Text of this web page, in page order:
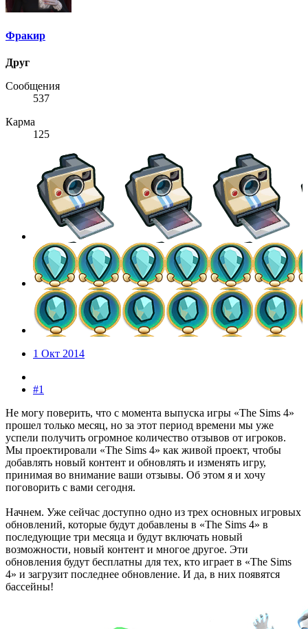
Фракир
Друг
Сообщения
537
Карма
125
1 Окт 2014
#1
Не могу поверить, что с момента выпуска игры «The Sims 4»
прошел только месяц, но за этот период времени мы уже
успели получить огромное количество отзывов от игроков.
Мы проектировали «The Sims 4» как живой проект, чтобы
добавлять новый контент и обновлять и изменять игру,
принимая во внимание ваши отзывы. Об этом я и хочу
поговорить с вами сегодня.
Начнем. Уже сейчас доступно одно из трех основных игровых
обновлений, которые будут добавлены в «The Sims 4» в
последующие три месяца и будут включать новый
возможности, новый контент и многое другое. Эти
обновления будут бесплатны для тех, кто играет в «The Sims
4» и загрузит последнее обновление. И да, в них появятся
бассейны!